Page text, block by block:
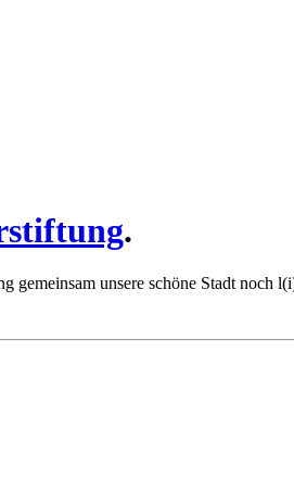
.
gemeinsam unsere schöne Stadt noch